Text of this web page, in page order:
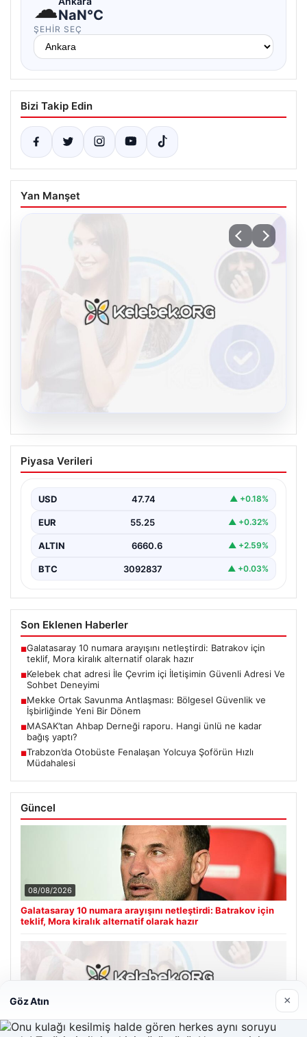
☁NaN°C
ŞEHIR SEÇ
Bizi Takip Edin
Yan Manşet
Kelebek chat adresi İle Çevrim içi
İletişimin Güvenli Adresi Ve Sohbet
Sanal çağında bireylerin kaliteli bir tarzda irtibat
Piyasa Verileri
USD 47.74 ▲ +0.18%
EUR 55.25 ▲ +0.32%
ALTIN 6660.6 ▲ +2.59%
BTC 3092837 ▲ +0.03%
Son Eklenen Haberler
■Galatasaray 10 numara arayışını netleştirdi: Batrakov için
teklif, Mora kiralık alternatif olarak hazır
■Kelebek chat adresi İle Çevrim içi İletişimin Güvenli Adresi Ve
Sohbet Deneyimi
■Mekke Ortak Savunma Antlaşması: Bölgesel Güvenlik ve
İşbirliğinde Yeni Bir Dönem
■MASAK’tan Ahbap Derneği raporu. Hangi ünlü ne kadar
bağış yaptı?
■Trabzon’da Otobüste Fenalaşan Yolcuya Şoförün Hızlı
Müdahalesi
Güncel
08/08/2026
Galatasaray 10 numara arayışını netleştirdi: Batrakov için
teklif, Mora kiralık alternatif olarak hazır
08/08/2026
Kelebek chat adresi İle Çevrim içi İletişimin Güvenli Adresi
Göz Atın ×